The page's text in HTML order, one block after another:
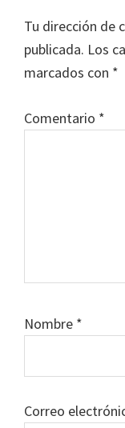
los
lectores
Tu dirección de
publicada. Los
marcados con *
Comentario *
Nombre *
Correo